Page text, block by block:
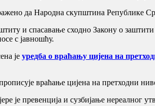
да Народна скупштина Републике
и спасавање сходно Закону о
с јавношћу.
је уредба о враћању цијена на
враћање цијена на претходни
је превенција и сузбијање